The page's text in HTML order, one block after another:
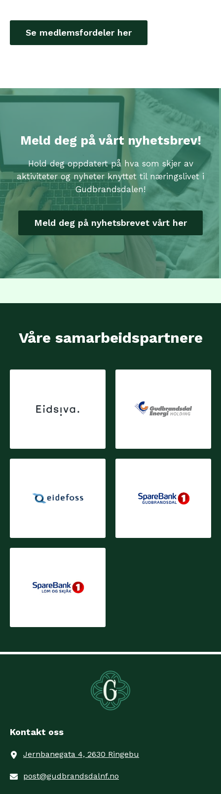
Se medlemsfordeler her
Meld deg på vårt nyhetsbrev!
Hold deg oppdatert på hva som skjer av
aktiviteter og nyheter knyttet til næringslivet i
Gudbrandsdalen!
Meld deg på nyhetsbrevet vårt her
Våre samarbeidspartnere
Kontakt oss
Jernbanegata 4, 2630 Ringebu
post@gudbrandsdalnf.no